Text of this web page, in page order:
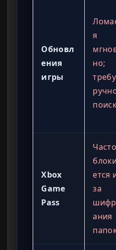
Обновл
ения
игры
я
но;
Xbox
Game
Pass
Часто
ется
за
ания